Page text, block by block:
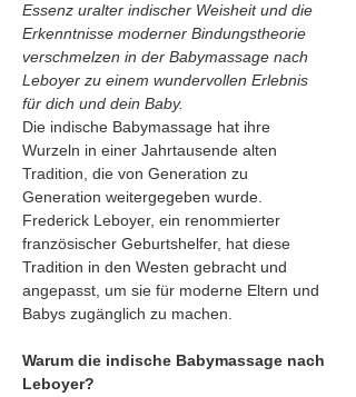
Essenz uralter indischer Weisheit und die
Erkenntnisse moderner Bindungstheorie
verschmelzen in der Babymassage nach
Leboyer zu einem wundervollen Erlebnis
für dich und dein Baby.
Die indische Babymassage hat ihre
Wurzeln in einer Jahrtausende alten
Tradition, die von Generation zu
Generation weitergegeben wurde.
Frederick Leboyer, ein renommierter
französischer Geburtshelfer, hat diese
Tradition in den Westen gebracht und
angepasst, um sie für moderne Eltern und
Babys zugänglich zu machen.
Warum die indische Babymassage nach
Leboyer?